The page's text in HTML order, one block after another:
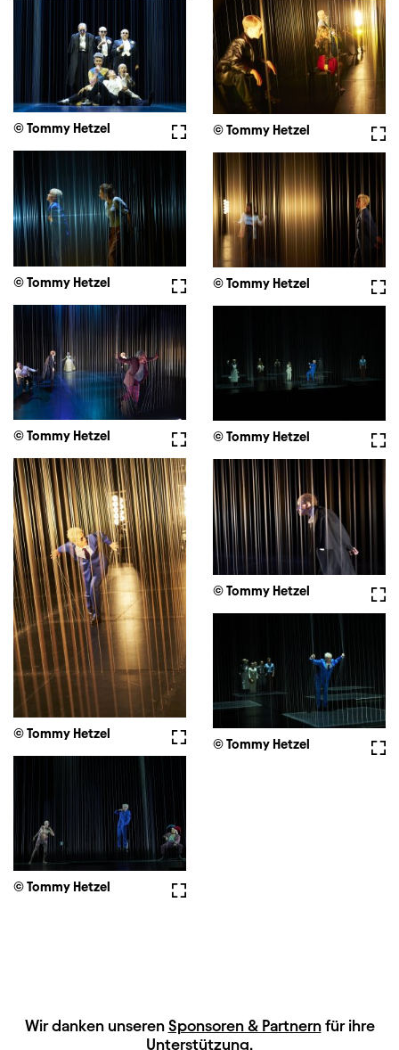
Vollbild
© Tommy Hetzel © Tommy Hetzel
Vollbild
© Tommy Hetzel © Tommy Hetzel
Vollbild
© Tommy Hetzel © Tommy Hetzel
Vollbild
© Tommy Hetzel
© Tommy Hetzel
© Tommy Hetzel
Vollbild
© Tommy Hetzel
HAUPTSPONSOREN
Wir danken unseren Sponsoren & Partnernfür ihre
Unterstützung.